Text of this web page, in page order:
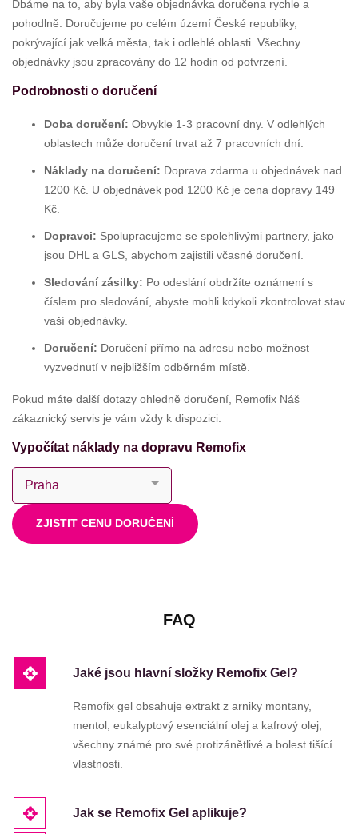
Dbáme na to, aby byla vaše objednávka doručena rychle a
pohodlně. Doručujeme po celém území České republiky,
pokrývající jak velká města, tak i odlehlé oblasti. Všechny
objednávky jsou zpracovány do 12 hodin od potvrzení.
Podrobnosti o doručení
Doba doručení: Obvykle 1-3 pracovní dny. V odlehlých
oblastech může doručení trvat až 7 pracovních dní.
Náklady na doručení: Doprava zdarma u objednávek nad
1200 Kč. U objednávek pod 1200 Kč je cena dopravy 149
Kč.
Dopravci: Spolupracujeme se spolehlivými partnery, jako
jsou DHL a GLS, abychom zajistili včasné doručení.
Sledování zásilky: Po odeslání obdržíte oznámení s
číslem pro sledování, abyste mohli kdykoli zkontrolovat stav
vaší objednávky.
Doručení: Doručení přímo na adresu nebo možnost
vyzvednutí v nejbližším odběrném místě.
Pokud máte další dotazy ohledně doručení, Remofix Náš
zákaznický servis je vám vždy k dispozici.
Vypočítat náklady na dopravu Remofix
ZJISTIT CENU DORUČENÍ
FAQ
Jaké jsou hlavní složky Remofix Gel?
Remofix gel obsahuje extrakt z arniky montany,
mentol, eukalyptový esenciální olej a kafrový olej,
všechny známé pro své protizánětlivé a bolest tišící
vlastnosti.
Jak se Remofix Gel aplikuje?